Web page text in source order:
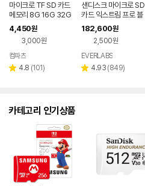
마이크로 TF SD 카드
메모리 8G 16G 32G
블랙박스 등 활용
4,450원
3,000원
컴파츠
별 4.8 리
(101)
샌디스크 마이크로 SD
카드 익스트림 프로 블
랙박스 카메라 메모리
+케이스 512GB
182,600원
2,500원
페이
EVERLABS
별 4.93 리
(849)
카테고리 인기상품